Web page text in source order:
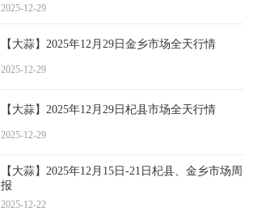
2025-12-29
【大蒜】2025年12月29日金乡市场全天行情
2025-12-29
【大蒜】2025年12月29日杞县市场全天行情
2025-12-29
【大蒜】2025年12月15日-21日杞县、金乡市场周
报
2025-12-22